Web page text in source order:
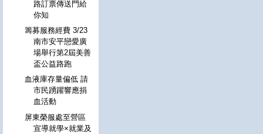
路訂票傳送門給
你知
籌募服務經費 3/23
南市安平戀愛廣
場舉行第2屆美善
盃公益路跑
血液庫存量偏低 請
市民踴躍響應捐
血活動
屏東榮服處至營區
宣導就學×就業及